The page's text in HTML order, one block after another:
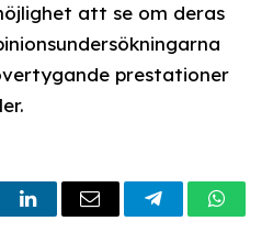
att se om deras
prestationer
LinkedInEmail Telegram